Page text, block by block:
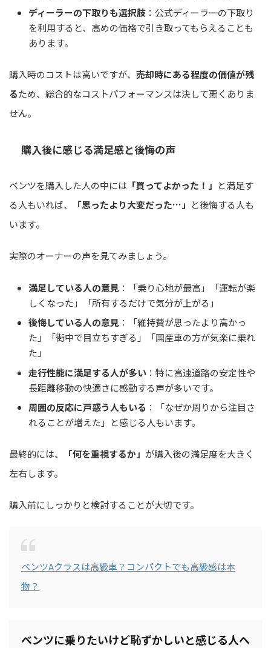
ディーラーの下取りも選択肢 ：公式ディーラーの下取り
を利用すると、高めの価格で引き取ってもらえることも
あります。
購入時のコストは高いですが、 売却時にある程度の価値が残
るため、総合的なコストパフォーマンスは決して悪くありま
せん。
購入後に感じる満足感と後悔の声
ベンツを購入した人の中には 「買ってよかった！」 と満足す
る人もいれば、
「思ったより大変だった…」 と後悔する人も
います。
実際のオーナーの声を見てみましょう。
満足している人の意見 ：「乗り心地が最高」「運転が楽
しくなった」「所有するだけで気分が上がる」
後悔している人の意見 ：「維持費が思ったより高かっ
た」「街中で目立ちすぎる」「国産車の方が気楽に乗れ
た」
走行性能に満足する人が多い ：特に高速道路の安定性や
長距離移動の快適さに感動する声が多いです。
周囲の反応に戸惑う人もいる ：「なぜか周りから注目さ
れることが増えた」と感じる人もいます。
最終的には、 「何を重視するか」 が購入後の満足度を大きく
左右します。
購入前にしっかりと検討することが大切です。
ベンツAクラスは高級車？コンパクトでも高級感は本
物？
ベンツに乗りたいけど恥ずかしいと感じる人へ